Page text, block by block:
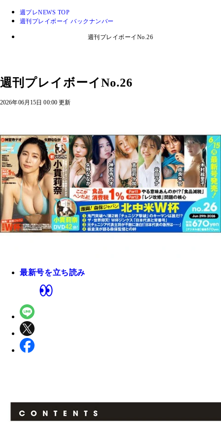
週プレNEWS TOP
週刊プレイボーイ バックナンバー
週刊プレイボーイNo.26
週刊プレイボーイNo.26
2026年06月15日 00:00 更新
最新号を立ち読み